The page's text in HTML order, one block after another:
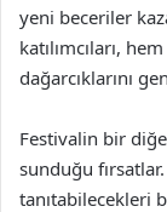
yeni beceriler
katılımcıları,
dağarcıklarını
Festivalin bir
sunduğu
tanıtabilecekleri